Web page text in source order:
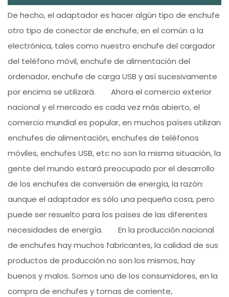
De hecho, el adaptador es hacer algún tipo de enchufe
otro tipo de conector de enchufe, en el común a la
electrónica, tales como nuestro enchufe del cargador
del teléfono móvil, enchufe de alimentación del
ordenador, enchufe de carga USB y así sucesivamente
por encima se utilizará. Ahora el comercio exterior
nacional y el mercado es cada vez más abierto, el
comercio mundial es popular, en muchos países utilizan
enchufes de alimentación, enchufes de teléfonos
móviles, enchufes USB, etc no son la misma situación, la
gente del mundo estará preocupado por el desarrollo
de los enchufes de conversión de energía, la razón:
aunque el adaptador es sólo una pequeña cosa, pero
puede ser resuelto para los países de las diferentes
necesidades de energía. En la producción nacional
de enchufes hay muchos fabricantes, la calidad de sus
productos de producción no son los mismos, hay
buenos y malos. Somos uno de los consumidores, en la
compra de enchufes y tomas de corriente,